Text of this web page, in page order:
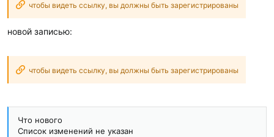
чтобы видеть ссылку, вы должны быть зарегистрированы
новой записью:
чтобы видеть ссылку, вы должны быть зарегистрированы
Что нового
Список изменений не указан